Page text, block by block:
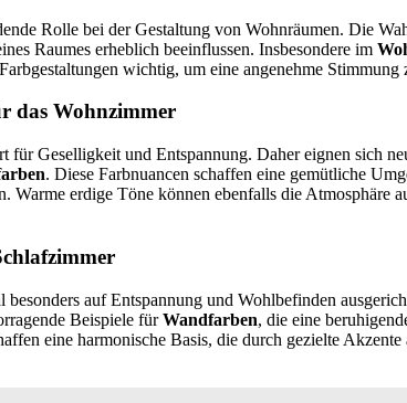
Rolle bei der Gestaltung von Wohnräumen. Die
Raumes erheblich beeinflussen. Insbesondere im
wichtig, um eine angenehme Stimmung
das Wohnzimmer
für Geselligkeit und Entspannung. Daher eignen sich
. Diese Farbnuancen schaffen eine gemütliche
Warme erdige Töne können ebenfalls die Atmosphäre
besonders auf Entspannung und Wohlbefinden
Beispiele fürWandfarben, die eine
eine harmonische Basis, die durch gezielte